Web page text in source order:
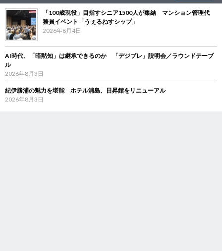
「100歳現役」目指すシニア1500人が集結 マンション管理代
務員イベント「うぇるねすシップ」
2026年8月4日
AI時代、「暗黙知」は継承できるのか 「デジブレ」説明会／ラウンドテーブ
ル
2026年8月3日
紀伊勝浦の魅力を堪能 ホテル浦島、日昇館をリニューアル
2026年8月3日